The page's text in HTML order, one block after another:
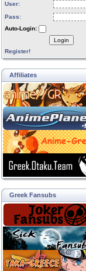
User:
Pass:
Auto-Login:
Login
Register!
Affiliates
Greek Fansubs